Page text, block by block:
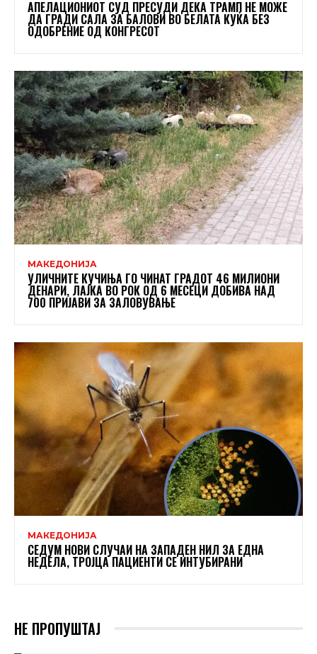
АПЕЛАЦИОНИОТ СУД ПРЕСУДИ ДЕКА ТРАМП НЕ МОЖЕ
ДА ГРАДИ САЛА ЗА БАЛОВИ ВО БЕЛАТА КУЌА БЕЗ
ОДОБРЕНИЕ ОД КОНГРЕСОТ
МАКЕДОНИЈА
УЛИЧНИТЕ КУЧИЊА ГО ЧИНАТ ГРАДОТ 46 МИЛИОНИ
ДЕНАРИ, ЛАЈКА ВО РОК ОД 6 МЕСЕЦИ ДОБИВА НАД
700 ПРИЈАВИ ЗА ЗАЛОВУВАЊЕ
МАКЕДОНИЈА
СЕДУМ НОВИ СЛУЧАИ НА ЗАПАДЕН НИЛ ЗА ЕДНА
НЕДЕЛА, ТРОЈЦА ПАЦИЕНТИ СЕ ИНТУБИРАНИ
НЕ ПРОПУШТАЈ